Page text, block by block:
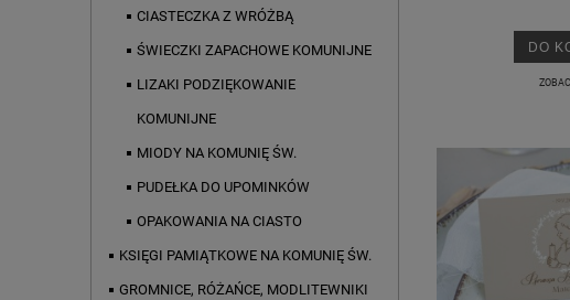
CIASTECZKA Z WRÓŻBĄ
ŚWIECZKI ZAPACHOWE KOMUNIJNE
LIZAKI PODZIĘKOWANIE
KOMUNIJNE
MIODY NA KOMUNIĘ ŚW.
PUDEŁKA DO UPOMINKÓW
OPAKOWANIA NA CIASTO
KSIĘGI PAMIĄTKOWE NA KOMUNIĘ ŚW.
GROMNICE, RÓŻAŃCE, MODLITEWNIKI
DO